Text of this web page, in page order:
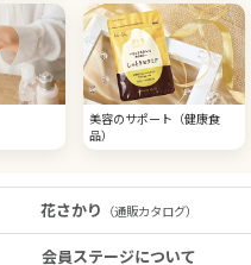
美容のサポート（健康食
品）
花さかり （通販カタログ）
会員ステージについて